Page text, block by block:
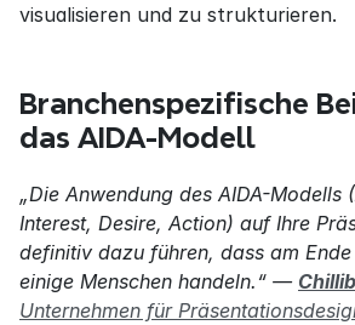
visualisieren und zu strukturieren.
Branchenspezifische
das AIDA-Modell
„Die Anwendung des AIDA-Modells
Interest, Desire, Action) auf Ihre
definitiv dazu führen, dass am Ende
einige Menschen handeln.“ —
Unternehmen für